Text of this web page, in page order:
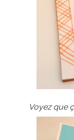
Voyez que